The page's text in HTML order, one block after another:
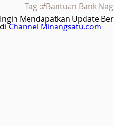
Tag :#Bantuan Bank
Ingin Mendapatkan Update
diChannel Minangsatu.com